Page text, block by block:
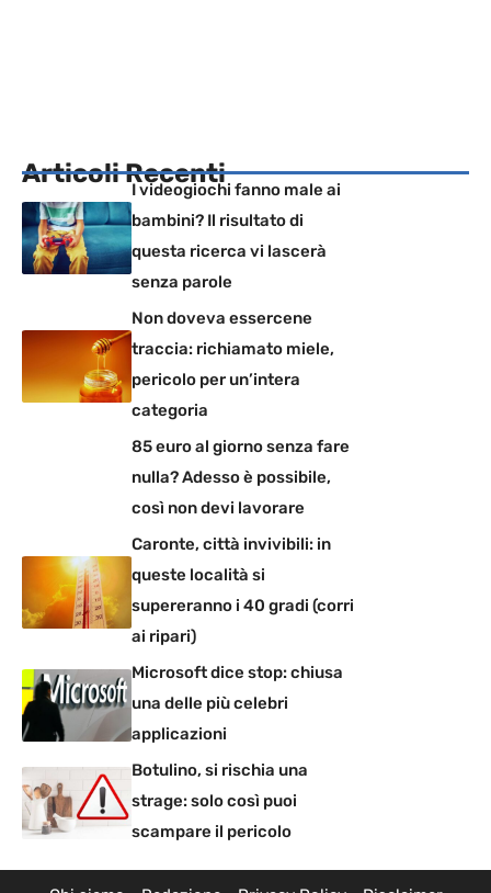
Articoli Recenti
I videogiochi fanno male ai
bambini? Il risultato di
questa ricerca vi lascerà
senza parole
Non doveva essercene
traccia: richiamato miele,
pericolo per un’intera
categoria
85 euro al giorno senza fare
nulla? Adesso è possibile,
così non devi lavorare
Caronte, città invivibili: in
queste località si
supereranno i 40 gradi (corri
ai ripari)
Microsoft dice stop: chiusa
una delle più celebri
applicazioni
Botulino, si rischia una
strage: solo così puoi
scampare il pericolo